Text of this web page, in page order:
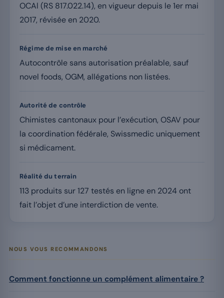
OCAl (RS 817.022.14), en vigueur depuis le 1er mai
2017, révisée en 2020.
Régime de mise en marché
Autocontrôle sans autorisation préalable, sauf
novel foods, OGM, allégations non listées.
Autorité de contrôle
Chimistes cantonaux pour l’exécution, OSAV pour
la coordination fédérale, Swissmedic uniquement
si médicament.
Réalité du terrain
113 produits sur 127 testés en ligne en 2024 ont
fait l’objet d’une interdiction de vente.
NOUS VOUS RECOMMANDONS
Comment fonctionne un complément alimentaire ?